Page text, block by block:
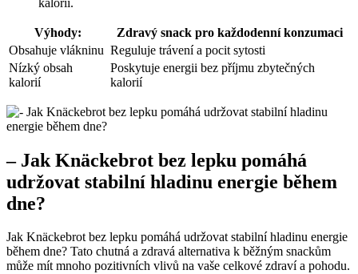
Výhody:
Zdravý snack pro každodenní konzumaci
Obsahuje vlákninu Reguluje trávení a pocit sytosti
Nízký obsah
kalorií
Poskytuje energii bez příjmu zbytečných
kalorií
– Jak Knäckebrot bez lepku pomáhá
udržovat stabilní hladinu energie během
dne?
Jak Knäckebrot bez lepku pomáhá udržovat stabilní hladinu energie
během dne? Tato chutná a zdravá alternativa k běžným snackům
může mít mnoho pozitivních vlivů na vaše celkové zdraví a pohodu.